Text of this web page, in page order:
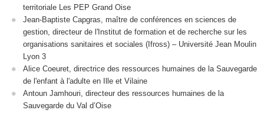
territoriale Les PEP Grand Oise
Jean-Baptiste Capgras, maître de conférences en sciences de
gestion, directeur de l'Institut de formation et de recherche sur les
organisations sanitaires et sociales (Ifross) – Université Jean Moulin
Lyon 3
Alice Coeuret, directrice des ressources humaines de la Sauvegarde
de l'enfant à l'adulte en Ille et Vilaine
Antoun Jamhouri, directeur des ressources humaines de la
Sauvegarde du Val d’Oise